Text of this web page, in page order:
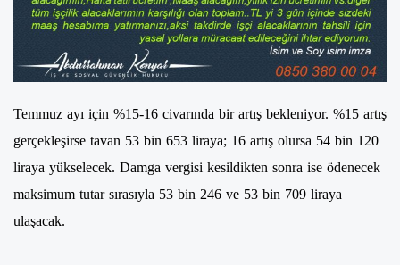
Temmuz ayı için %15-16 civarında bir artış bekleniyor. %15 artış
gerçekleşirse tavan 53 bin 653 liraya; 16 artış olursa 54 bin 120
liraya yükselecek. Damga vergisi kesildikten sonra ise ödenecek
maksimum tutar sırasıyla 53 bin 246 ve 53 bin 709 liraya
ulaşacak.